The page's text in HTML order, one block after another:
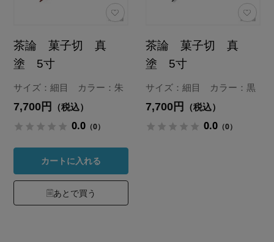
茶論 菓子切 真
塗 5寸
サイズ：細目 カラー：朱
7,700円 （税込）
0.0 （0）
カートに入れる
あとで買う
茶論 菓子切 真
塗 5寸
サイズ：細目 カラー：黒
7,700円 （税込）
0.0 （0）